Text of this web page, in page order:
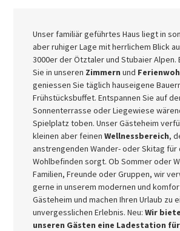
Unser familiär geführtes Haus liegt in
aber ruhiger Lage mit herrlichem Blick
3000er der Ötztaler und Stubaier Alpen.
Sie in unseren Zimmern und
geniessen Sie täglich hauseigene
Frühstücksbuffet. Entspannen Sie auf
Sonnenterrasse oder Liegewiese
Spielplatz toben. Unser Gästeheim
kleinen aber feinen Wellnessbereich,
anstrengenden Wander- oder Skitag
Wohlbefinden sorgt. Ob Sommer oder
Familien, Freunde oder Gruppen, wir
gerne in unserem modernen und
Gästeheim und machen Ihren Urlaub zu
unvergesslichen Erlebnis. Neu: Wir
unseren Gästen eine Ladestation